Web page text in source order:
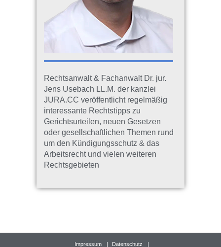
Rechtsanwalt & Fachanwalt Dr. jur.
Jens Usebach LL.M. der kanzlei
JURA.CC veröffentlicht regelmäßig
interessante Rechtstipps zu
Gerichtsurteilen, neuen Gesetzen
oder gesellschaftlichen Themen rund
um den Kündigungsschutz & das
Arbeitsrecht und vielen weiteren
Rechtsgebieten
Impressum Datenschutz